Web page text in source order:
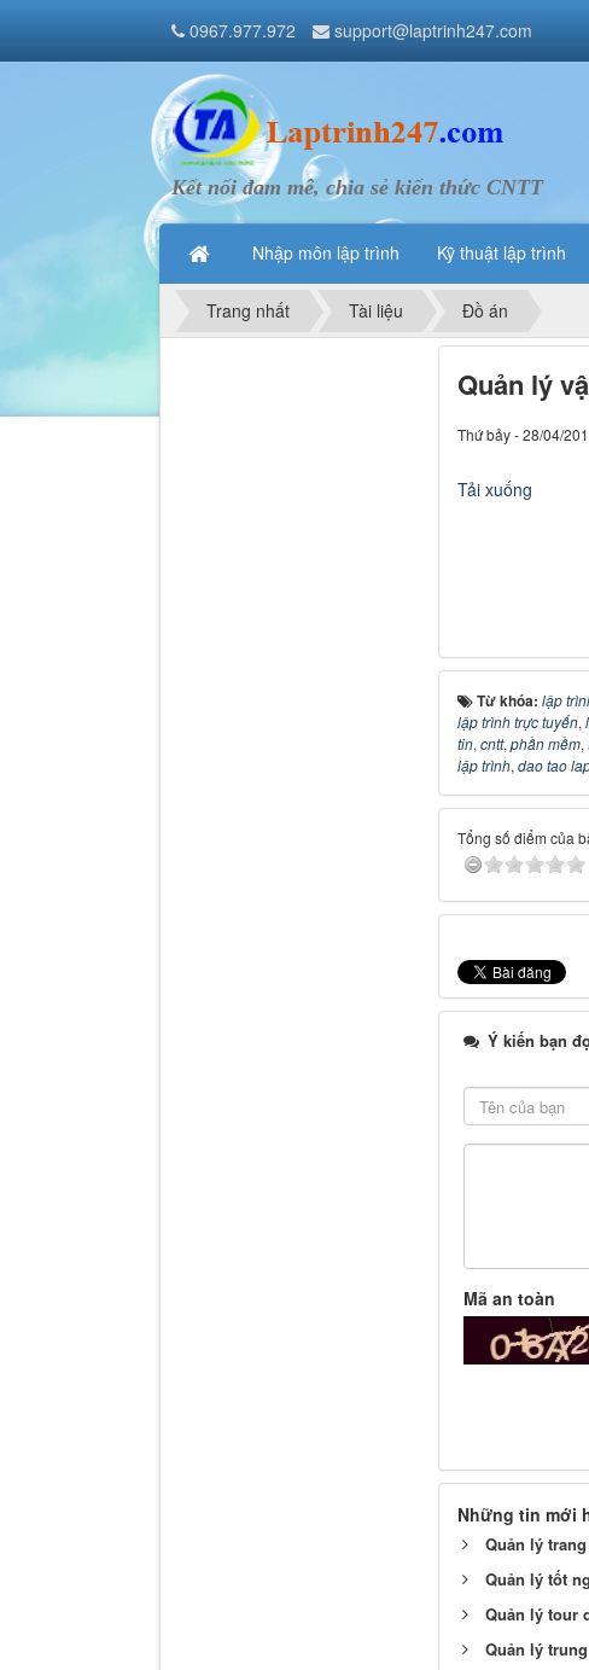
Kết nối đam mê, chia sẻ kiến thức CNTT
Nhập môn lập trình Kỹ thuật lập trình
0967.977.972 support@laptrinh247.com
Trang nhất Tài liệu Đồ án
Quản lý
Thứ bảy - 28/04/
Tải xuống
Từ khóa: lập
lập trình trực tuyến,
tin, cntt, phần mềm,
lập trình, dao tao
Tổng số điểm của
Ý kiến bạn
Mã an toàn
Những tin mới
Quản lý
Quản lý tốt
Quản lý tour
Quản lý